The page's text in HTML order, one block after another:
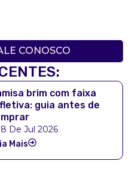
CONOSCO
brim com faixa
guia antes de
8 De Jul 2026
Mais